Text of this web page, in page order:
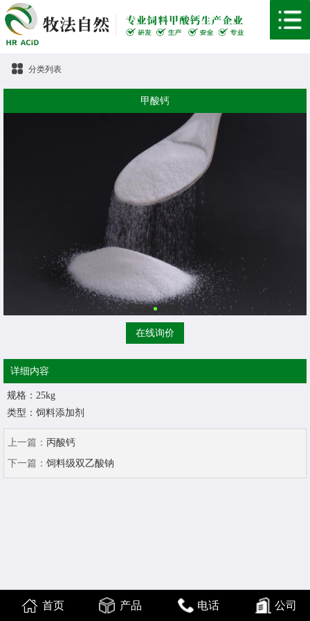
分类列表
甲酸钙
在线询价
详细内容
规格：25kg
类型：饲料添加剂
上一篇： 丙酸钙
下一篇： 饲料级双乙酸钠
首页 产品 电话 公司